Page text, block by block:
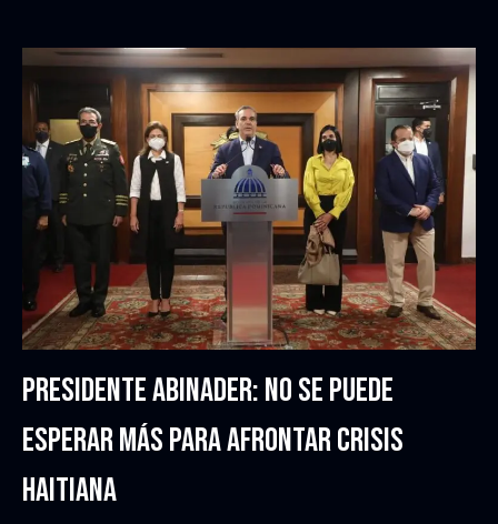
PRESIDENTE ABINADER: NO SE PUEDE
ESPERAR MÁS PARA AFRONTAR CRISIS
HAITIANA